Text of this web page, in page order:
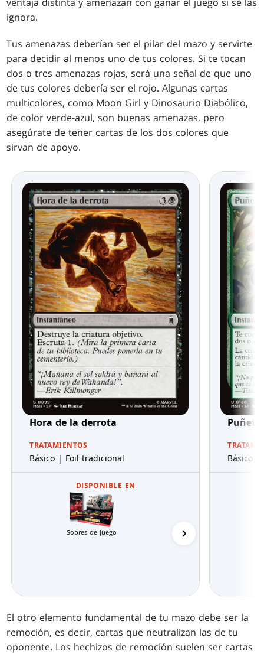
ignora.
Tus amenazas deberían ser el pilar del mazo y servirte
para decidir al menos uno de tus colores. Si te tocan
dos o tres amenazas rojas, será una señal de que uno
de tus colores debería ser el rojo. Algunas cartas
multicolores, como Moon Girl y Dinosaurio Diabólico,
de color verde-azul, son buenas amenazas, pero
asegúrate de tener cartas de los dos colores que
sirvan de apoyo.
Hora de la derrota
TRATAMIENTOS
Básico | Foil tradicional
DISPONIBLE EN
Sobres de juego
Básico |
El otro elemento fundamental de tu mazo debe ser la
remoción, es decir, cartas que neutralizan las de tu
oponente. Los hechizos de remoción suelen ser cartas